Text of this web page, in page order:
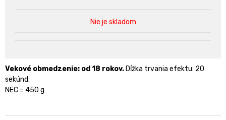
Nie je skladom
Vekové obmedzenie: od 18 rokov. Dĺžka trvania efektu: 20
sekúnd.
NEC = 450 g